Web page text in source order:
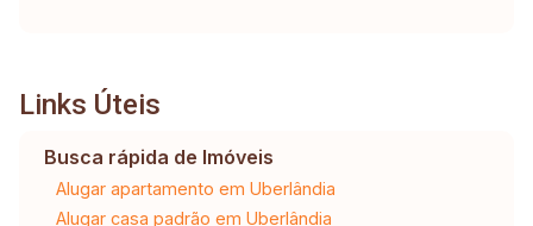
Links Úteis
Busca rápida de Imóveis
Alugar apartamento em Uberlândia
Alugar casa padrão em Uberlândia